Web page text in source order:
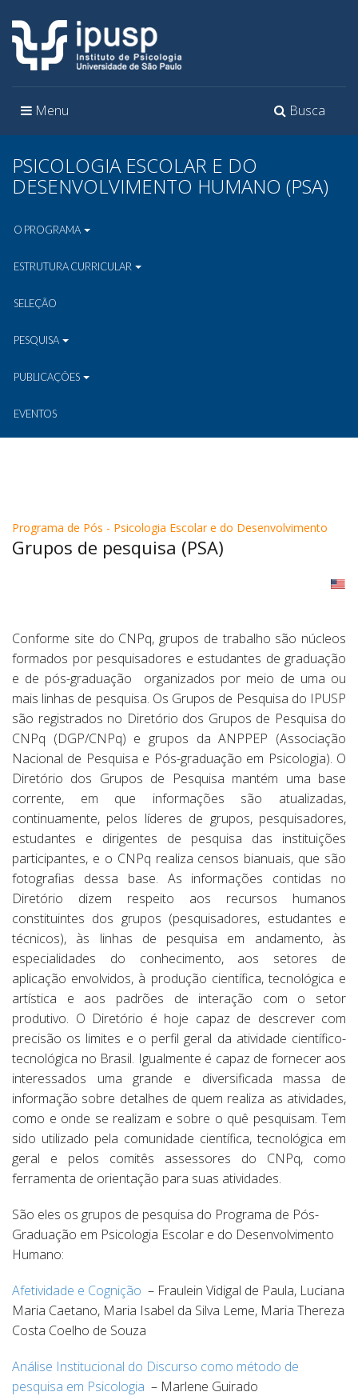
Toggle
Busca
Toggle
Menu
PSICOLOGIA ESCOLAR E DO
DESENVOLVIMENTO HUMANO (PSA)
O PROGRAMA
ESTRUTURA CURRICULAR
SELEÇÃO
PESQUISA
PUBLICAÇÕES
EVENTOS
Programa de Pós - Psicologia Escolar e do Desenvolvimento
Grupos de pesquisa (PSA)
Conforme site do CNPq, grupos de trabalho são núcleos
formados por pesquisadores e estudantes de graduação
e de pós-graduação organizados por meio de uma ou
mais linhas de pesquisa. Os Grupos de Pesquisa do IPUSP
são registrados no Diretório dos Grupos de Pesquisa do
CNPq (DGP/CNPq) e grupos da ANPPEP (Associação
Nacional de Pesquisa e Pós-graduação em Psicologia). O
Diretório dos Grupos de Pesquisa mantém uma base
corrente, em que informações são atualizadas,
continuamente, pelos líderes de grupos, pesquisadores,
estudantes e dirigentes de pesquisa das instituições
participantes, e o CNPq realiza censos bianuais, que são
fotografias dessa base. As informações contidas no
Diretório dizem respeito aos recursos humanos
constituintes dos grupos (pesquisadores, estudantes e
técnicos), às linhas de pesquisa em andamento, às
especialidades do conhecimento, aos setores de
aplicação envolvidos, à produção científica, tecnológica e
artística e aos padrões de interação com o setor
produtivo. O Diretório é hoje capaz de descrever com
precisão os limites e o perfil geral da atividade científico-
tecnológica no Brasil. Igualmente é capaz de fornecer aos
interessados uma grande e diversificada massa de
informação sobre detalhes de quem realiza as atividades,
como e onde se realizam e sobre o quê pesquisam. Tem
sido utilizado pela comunidade científica, tecnológica em
geral e pelos comitês assessores do CNPq, como
ferramenta de orientação para suas atividades.
São eles os grupos de pesquisa do Programa de Pós-
Graduação em Psicologia Escolar e do Desenvolvimento
Humano:
Afetividade e Cognição – Fraulein Vidigal de Paula, Luciana
Maria Caetano, Maria Isabel da Silva Leme, Maria Thereza
Costa Coelho de Souza
Análise Institucional do Discurso como método de
pesquisa em Psicologia – Marlene Guirado